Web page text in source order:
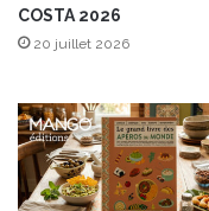
f
r
s
e
l
a
n
s
COSTA 2026
20 juillet 2026